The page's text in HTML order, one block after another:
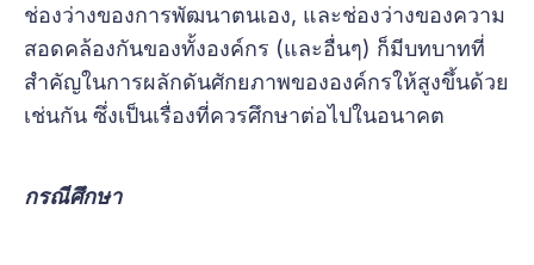
ช่องว่างของการพัฒนาตนเอง, และช่องว่างของความ
สอดคล้องกันของทั้งองค์กร (และอื่นๆ) ก็มีบทบาทที่
สำคัญในการผลักดันศักยภาพขององค์กรให้สูงขึ้นด้วย
เช่นกัน ซึ่งเป็นเรื่องที่ควรศึกษาต่อไปในอนาคต
กรณีศึกษา